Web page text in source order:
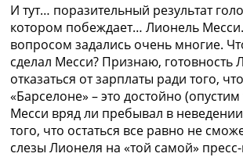
И тут… поразительный результат
котором побеждает… Лионель
вопросом задались очень многие.
сделал Месси? Признаю, готовность
отказаться от зарплаты ради того,
«Барселоне» – это достойно (опустим
Месси вряд ли пребывал в
того, что остаться все равно не
слезы Лионеля на «той самой»